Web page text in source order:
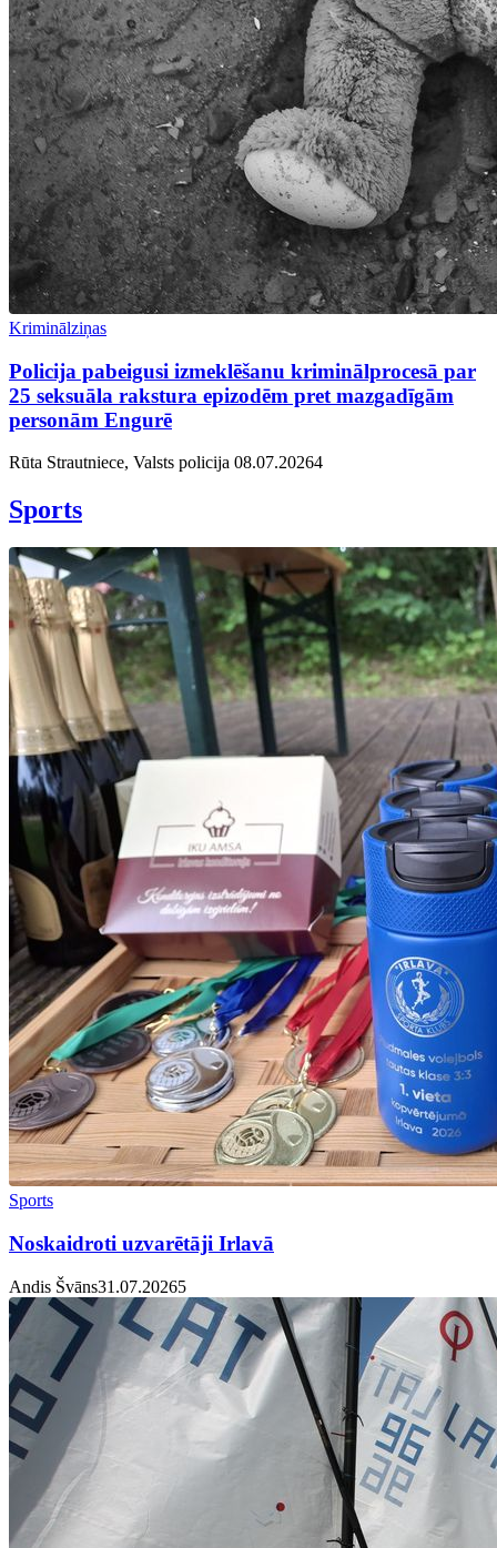
Kriminālziņas
Policija pabeigusi izmeklēšanu kriminālprocesā par
25 seksuāla rakstura epizodēm pret mazgadīgām
personām Engurē
Rūta Strautniece, Valsts policija 08.07.20264
Sports
Sports
Noskaidroti uzvarētāji Irlavā
Andis Švāns31.07.20265